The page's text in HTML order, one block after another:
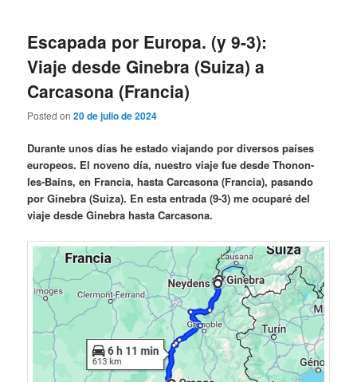
Escapada por Europa. (y 9-3):
Viaje desde Ginebra (Suiza) a
Carcasona (Francia)
Posted on20 de julio de 2024
Durante unos días he estado viajando por diversos países
europeos. El noveno día, nuestro viaje fue desde Thonon-
les-Bains, en Francia, hasta Carcasona (Francia), pasando
por Ginebra (Suiza). En esta entrada (9-3) me ocuparé del
viaje desde Ginebra hasta Carcasona.